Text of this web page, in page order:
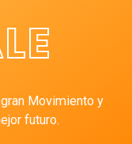
Movimiento y
futuro.